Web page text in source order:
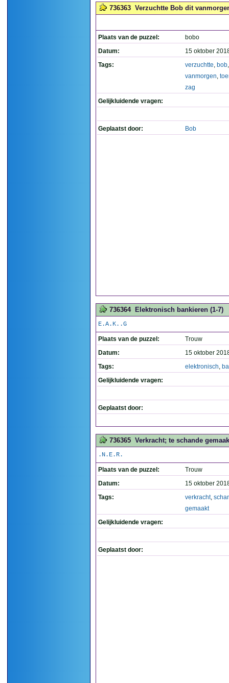
736363 Verzuchtte Bob dit
Plaats van de puzzel:
bobo
Datum:
15 oktober
Tags:
verzuchtte, bob,
vanmorgen,
zag
Gelijkluidende vragen:
Geplaatst door: Bob
736364 Elektronisch bankieren (1-7)
E.A.K..G
Plaats van de puzzel:
Trouw
Datum:
15 oktober
Tags:
elektronisch,
Gelijkluidende vragen:
Geplaatst door:
736365 Verkracht; te schande
.N.E.R.
Plaats van de puzzel:
Trouw
Datum:
15 oktober
Tags:
verkracht,
gemaakt
Gelijkluidende vragen:
Geplaatst door: